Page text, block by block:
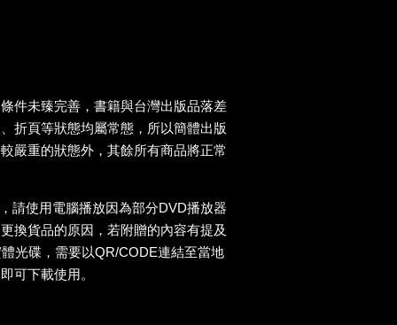
件未臻完善，書籍與台灣出版品落差
折頁等狀態均屬常態，所以簡體出版
嚴重的狀態外，其餘所有商品將正常
請使用電腦播放因為部分DVD播放器
換貨品的原因，若附贈的內容有提及
光碟，需要以QR/CODE連結至當地
可下載使用。